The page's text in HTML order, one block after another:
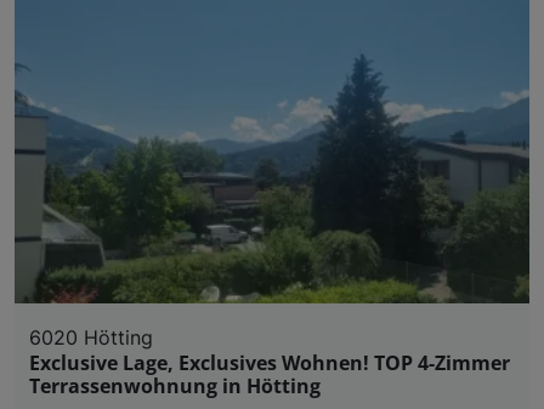
6020 Hötting
Exclusive Lage, Exclusives Wohnen! TOP 4-Zimmer
Terrassenwohnung in Hötting